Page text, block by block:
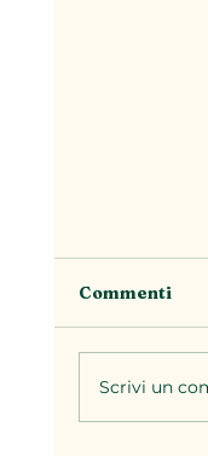
Commenti
Scrivi un